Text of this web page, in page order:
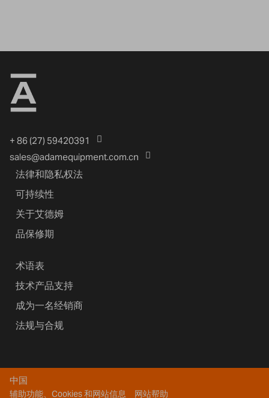
+ 86 (27) 59420391
sales@adamequipment.com.cn
法律和隐私权法
可持续性
关于艾德姆
品保修期
术语表
技术产品支持
成为一名经销商
法规与合规
中国
辅助功能、Cookies 和网站信息 网站帮助